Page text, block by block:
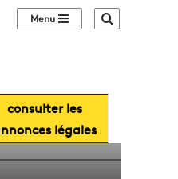
Sidebar (barre
consulter les
légales